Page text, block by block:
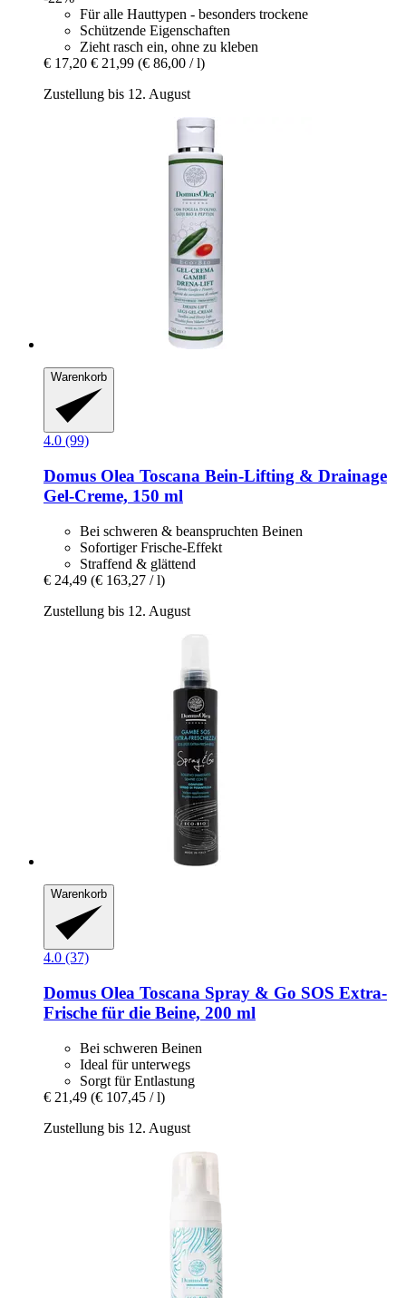
Für alle Hauttypen - besonders trockene
Schützende Eigenschaften
Zieht rasch ein, ohne zu kleben
€ 17,20 € 21,99 (€ 86,00 / l)
Zustellung bis 12. August
Warenkorb
4.0 (99)
Domus Olea Toscana Bein-​Lifting & Drainage
Gel-​Creme, 150 ml
Bei schweren & beanspruchten Beinen
Sofortiger Frische-Effekt
Straffend & glättend
€ 24,49 (€ 163,27 / l)
Zustellung bis 12. August
Warenkorb
4.0 (37)
Domus Olea Toscana Spray & Go SOS Extra-​
Frische für die Beine, 200 ml
Bei schweren Beinen
Ideal für unterwegs
Sorgt für Entlastung
€ 21,49 (€ 107,45 / l)
Zustellung bis 12. August